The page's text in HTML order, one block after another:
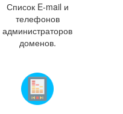
Список E-mail и
телефонов
администраторов
доменов.